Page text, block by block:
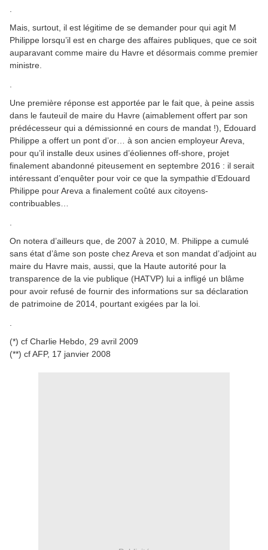
Mais, surtout, il est légitime de se demander pour qui agit M
Philippe lorsqu’il est en charge des affaires publiques, que ce soit
auparavant comme maire du Havre et désormais comme premier
ministre.
Une première réponse est apportée par le fait que, à peine assis
dans le fauteuil de maire du Havre (aimablement offert par son
prédécesseur qui a démissionné en cours de mandat !), Edouard
Philippe a offert un pont d’or… à son ancien employeur Areva,
pour qu’il installe deux usines d’éoliennes off-shore, projet
finalement abandonné piteusement en septembre 2016 : il serait
intéressant d’enquêter pour voir ce que la sympathie d’Edouard
Philippe pour Areva a finalement coûté aux citoyens-
contribuables…
On notera d’ailleurs que, de 2007 à 2010, M. Philippe a cumulé
sans état d’âme son poste chez Areva et son mandat d’adjoint au
maire du Havre mais, aussi, que la Haute autorité pour la
transparence de la vie publique (HATVP) lui a infligé un blâme
pour avoir refusé de fournir des informations sur sa déclaration
de patrimoine de 2014, pourtant exigées par la loi.
(*) cf Charlie Hebdo, 29 avril 2009
(**) cf AFP, 17 janvier 2008